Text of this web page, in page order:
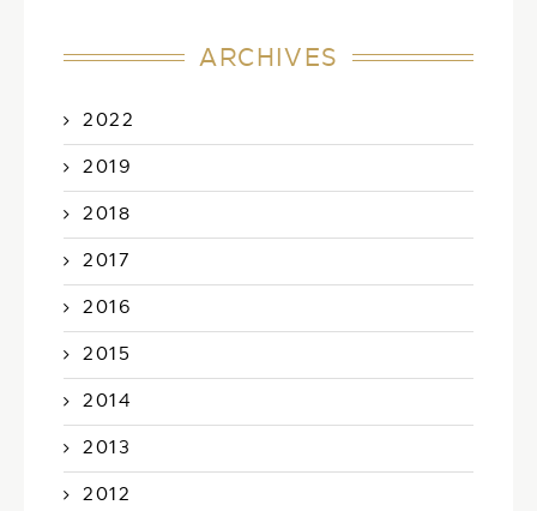
ARCHIVES
2022
2019
2018
2017
2016
2015
2014
2013
2012